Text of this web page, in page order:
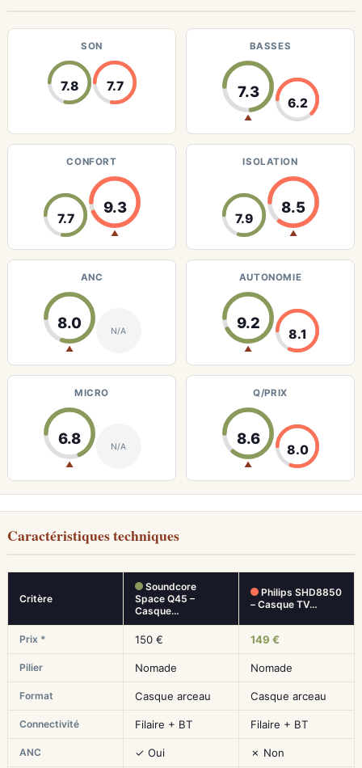
SON
7.8 7.7
BASSES
7.3
▲
6.2
CONFORT
7.7
9.3
▲
ISOLATION
7.9
8.5
▲
ANC
8.0
▲
N/A
AUTONOMIE
9.2
▲
8.1
MICRO
6.8
▲
N/A
Q/PRIX
8.6
▲
8.0
Caractéristiques techniques
Critère
Soundcore
Space Q45 –
Casque…
Philips SHD8850
– Casque TV…
Prix * 150 € 149 €
Pilier Nomade Nomade
Format Casque arceau Casque arceau
Connectivité Filaire + BT Filaire + BT
ANC ✓ Oui ✗ Non